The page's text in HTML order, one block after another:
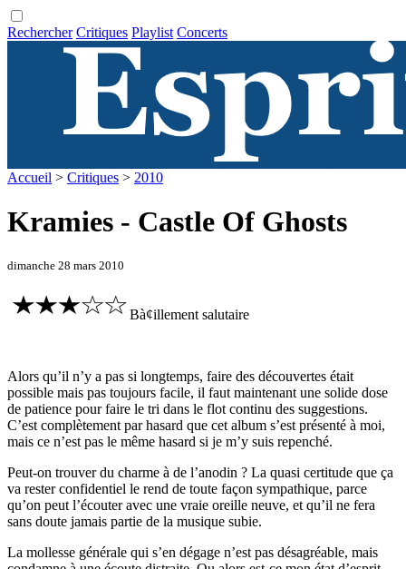
Rechercher Critiques Playlist Concerts
Accueil > Critiques > 2010
Kramies - Castle Of Ghosts
dimanche 28 mars 2010
Bà¢illement salutaire
Alors qu’il n’y a pas si longtemps, faire des découvertes était
possible mais pas toujours facile, il faut maintenant une solide dose
de patience pour faire le tri dans le flot continu des suggestions.
C’est complètement par hasard que cet album s’est présenté à moi,
mais ce n’est pas le même hasard si je m’y suis repenché.
Peut-on trouver du charme à de l’anodin ? La quasi certitude que ça
va rester confidentiel le rend de toute façon sympathique, parce
qu’on peut l’écouter avec une vraie oreille neuve, et qu’il ne fera
sans doute jamais partie de la musique subie.
La mollesse générale qui s’en dégage n’est pas désagréable, mais